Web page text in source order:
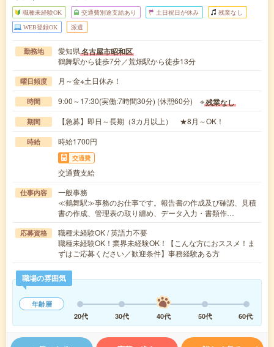
職種未経験OK 交通費別途支給あり 土日祝日が休み 残業なし
WEB登録OK 派遣
勤務地 愛知県名古屋市昭和区
鶴舞駅から徒歩7分／荒畑駅から徒歩13分
曜日頻度 月～金※土日休み！
時間 9:00～17:30(実働:7時間30分) (休憩60分) ※残業なし
期間 【急募】即日～長期（3カ月以上） ★8月～OK！
時給 時給1700円
交通費
交通費支給
仕事内容
一般事務
≪鶴舞駅≫事務のお仕事です。報告書の作成及び確認、見積
書の作成、管理表の取り纏め、データ入力・書類作…
応募資格
職種未経験OK / 英語力不要
職種未経験OK！業界未経験OK！【こんな方におススメ！ま
ずはご応募ください／歓迎条件】事務経験ある方
職場の雰囲気
年齢層
20代
30代 40代 50代 60代